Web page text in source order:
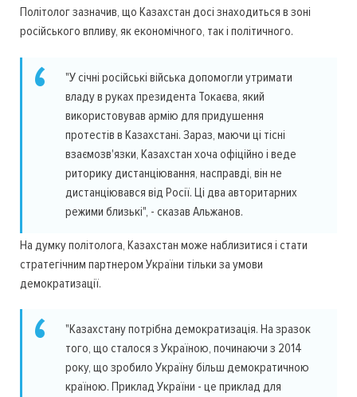
Політолог зазначив, що Казахстан досі знаходиться в зоні
російського впливу, як економічного, так і політичного.
"У січні російські війська допомогли утримати
владу в руках президента Токаєва, який
використовував армію для придушення
протестів в Казахстані. Зараз, маючи ці тісні
взаємозв'язки, Казахстан хоча офіційно і веде
риторику дистанціювання, насправді, він не
дистанціювався від Росії. Ці два авторитарних
режими близькі", - сказав Альжанов.
На думку політолога, Казахстан може наблизитися і стати
стратегічним партнером України тільки за умови
демократизації.
"Казахстану потрібна демократизація. На зразок
того, що сталося з Україною, починаючи з 2014
року, що зробило Україну більш демократичною
країною. Приклад України - це приклад для